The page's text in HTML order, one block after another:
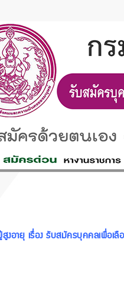
งอายุ เรื่อง รับสมัครบุคคลเพื่อเ